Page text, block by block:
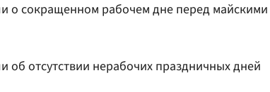
о сокращенном рабочем дне перед майскими
об отсутствии нерабочих праздничных дней